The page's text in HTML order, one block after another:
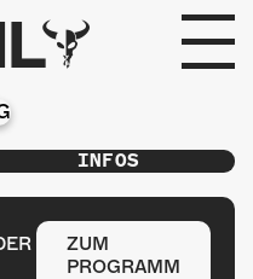
INFOS
ZUM
PROGRAMM